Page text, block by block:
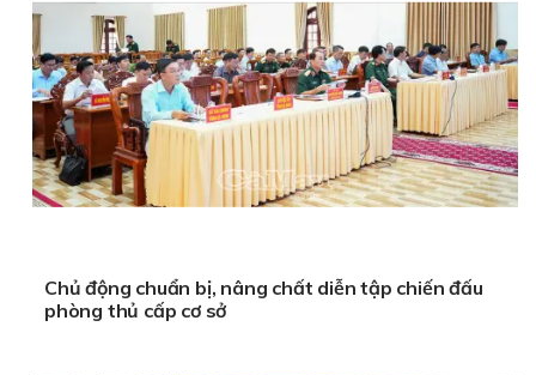
Chủ động chuẩn bị, nâng chất diễn tập chiến đấu
phòng thủ cấp cơ sở